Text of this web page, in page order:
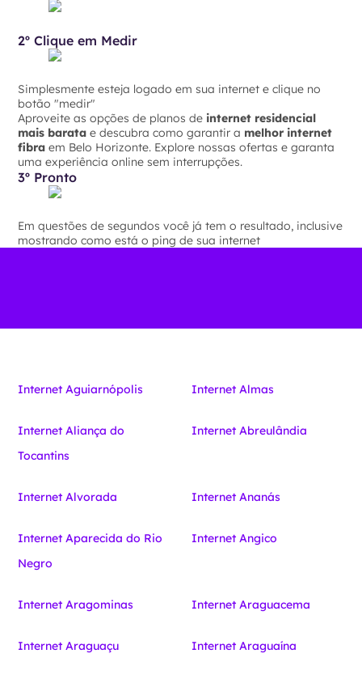
2º Clique em Medir
Simplesmente esteja logado em sua internet e clique no
botão "medir"
Aproveite as opções de planos de internet residencial
mais barata e descubra como garantir a melhor internet
fibra em Belo Horizonte. Explore nossas ofertas e garanta
uma experiência online sem interrupções.
3º Pronto
Em questões de segundos você já tem o resultado, inclusive
mostrando como está o ping de sua internet
Internet Aguiarnópolis Internet Almas
Internet Aliança do
Tocantins
Internet Abreulândia
Internet Alvorada Internet Ananás
Internet Aparecida do Rio
Negro
Internet Angico
Internet Aragominas Internet Araguacema
Internet Araguaçu Internet Araguaína